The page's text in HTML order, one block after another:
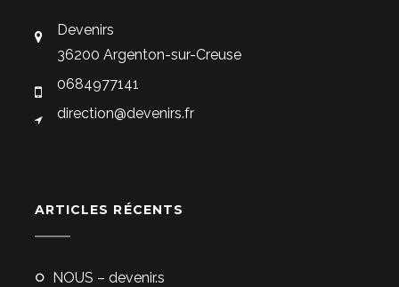
Devenirs
36200 Argenton-sur-Creuse
0684977141
direction@devenirs.fr
ARTICLES RÉCENTS
NOUS – devenir.s